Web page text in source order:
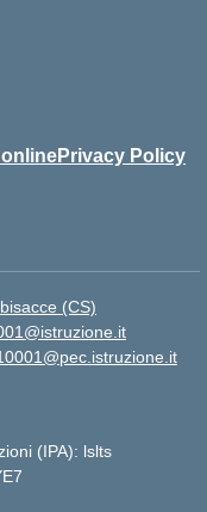
Privacy Policy
(CS)
(IPA): lslts